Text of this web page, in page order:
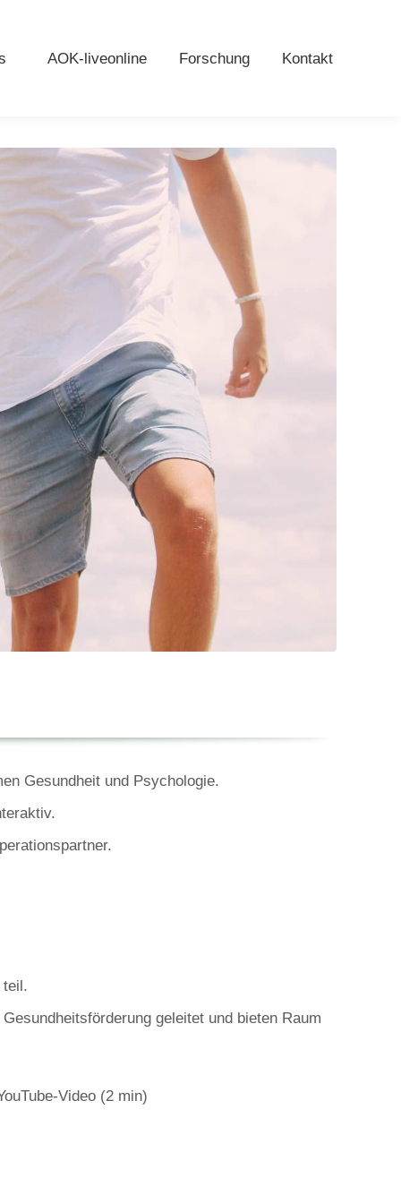
AOK-liveonline Forschung Kontakt
Gesundheit und Psychologie.
teil.
geleitet und bieten Raum
Video (2 min)